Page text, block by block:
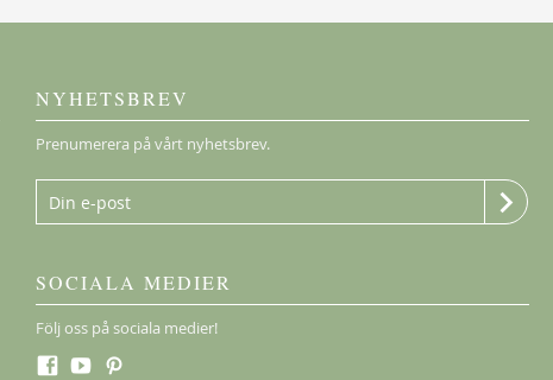
NYHETSBREV
Prenumerera på vårt nyhetsbrev.
SOCIALA MEDIER
Följ oss på sociala medier!